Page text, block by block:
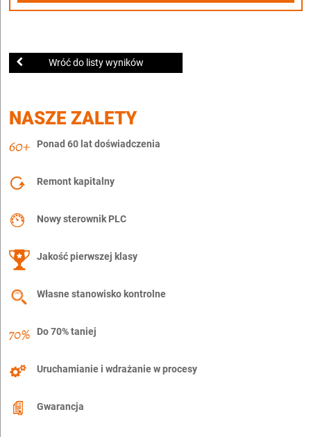
Wróć do listy wyników
NASZE ZALETY
Ponad 60 lat doświadczenia
Remont kapitalny
Nowy sterownik PLC
Jakość pierwszej klasy
Własne stanowisko kontrolne
Do 70% taniej
Uruchamianie i wdrażanie w procesy
Gwarancja